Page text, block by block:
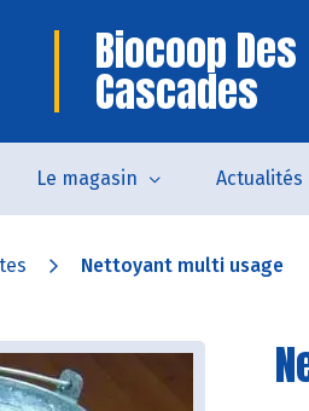
Biocoop Des
Cascades
Le magasin Actualités
Nettoyant multi usage